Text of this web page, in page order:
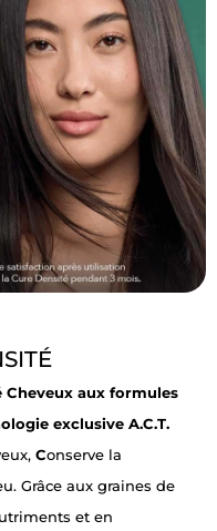
aux formules
exclusive A.C.T.
Conserve la
Grâce aux graines de
et en